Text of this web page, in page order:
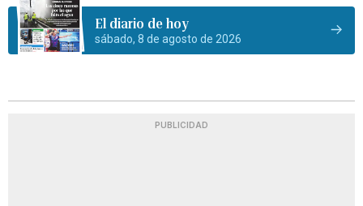
El diario de hoy
sábado, 8 de agosto de 2026
PUBLICIDAD